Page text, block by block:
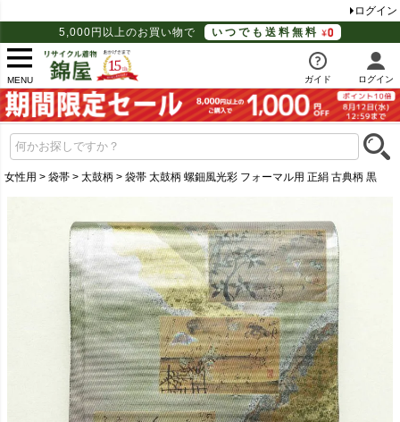
ログイン
5,000円以上のお買い物で
いつでも送料無料
MENU ガイド ログイン
女性用 袋帯 太鼓柄 袋帯 太鼓柄 螺鈿風光彩 フォーマル用 正絹 古典柄 黒